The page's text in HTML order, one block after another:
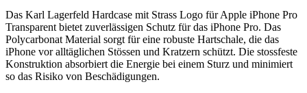
Das Karl Lagerfeld Hardcase mit Strass Logo für Apple iPhone Pro
Transparent bietet zuverlässigen Schutz für das iPhone Pro. Das
Polycarbonat Material sorgt für eine robuste Hartschale, die das
iPhone vor alltäglichen Stössen und Kratzern schützt. Die stossfeste
Konstruktion absorbiert die Energie bei einem Sturz und minimiert
so das Risiko von Beschädigungen.